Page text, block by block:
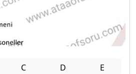
C D E